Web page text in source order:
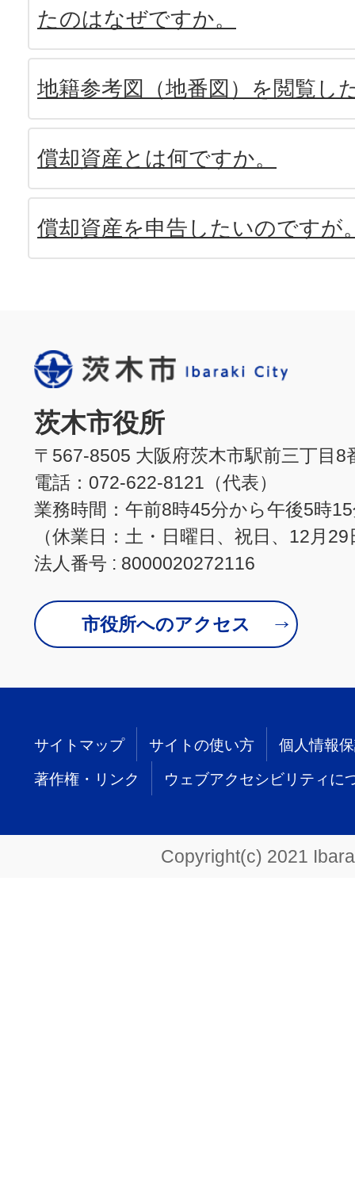
たのはなぜですか。
地籍参考図（地番図）を閲覧し
償却資産とは何ですか。
償却資産を申告したいのですが
茨木市役所
〒567-8505 大阪府茨木市駅前三丁目8
電話：072-622-8121（代表）
業務時間：午前8時45分から午後5時
（休業日：土・日曜日、祝日、12月
法人番号 : 8000020272116
市役所へのアクセス
サイトマップ サイトの使い方 個人情報
著作権・リンク ウェブアクセシビリティに
Copyright(c) 2021